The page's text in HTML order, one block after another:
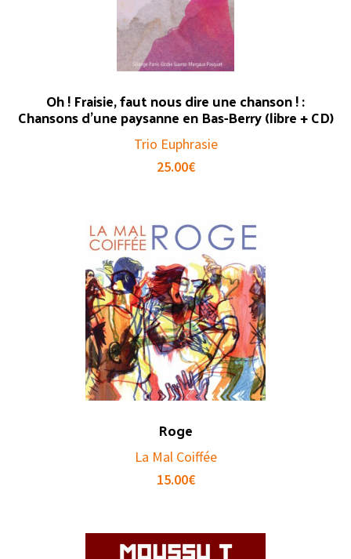
Oh ! Fraisie, faut nous dire une chanson ! :
Chansons d’une paysanne en Bas-Berry (libre + CD)
Trio Euphrasie
25.00€
Roge
La Mal Coiffée
15.00€